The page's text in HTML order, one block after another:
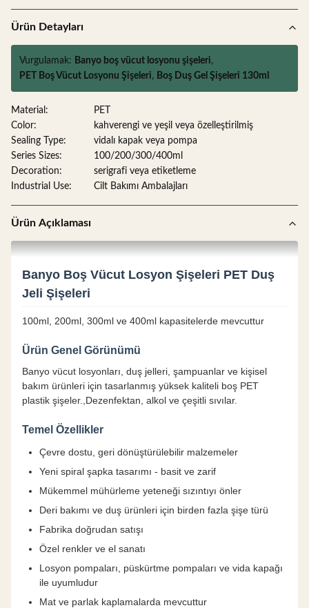
Ürün Detayları
Vurgulamak: Banyo boş vücut losyonu şişeleri,
PET Boş Vücut Losyonu Şişeleri, Boş Duş Gel Şişeleri 130ml
Material:
PET
Color:
kahverengi ve yeşil veya özelleştirilmiş
Sealing Type:
vidalı kapak veya pompa
Series Sizes:
100/200/300/400ml
Decoration:
serigrafi veya etiketleme
Industrial Use:
Cilt Bakımı Ambalajları
Ürün Açıklaması
Banyo Boş Vücut Losyon Şişeleri PET Duş
Jeli Şişeleri
100ml, 200ml, 300ml ve 400ml kapasitelerde mevcuttur
Ürün Genel Görünümü
Banyo vücut losyonları, duş jelleri, şampuanlar ve kişisel
bakım ürünleri için tasarlanmış yüksek kaliteli boş PET
plastik şişeler.,Dezenfektan, alkol ve çeşitli sıvılar.
Temel Özellikler
Çevre dostu, geri dönüştürülebilir malzemeler
Yeni spiral şapka tasarımı - basit ve zarif
Mükemmel mühürleme yeteneği sızıntıyı önler
Deri bakımı ve duş ürünleri için birden fazla şişe türü
Fabrika doğrudan satışı
Özel renkler ve el sanatı
Losyon pompaları, püskürtme pompaları ve vida kapağı
ile uyumludur
Mat ve parlak kaplamalarda mevcuttur